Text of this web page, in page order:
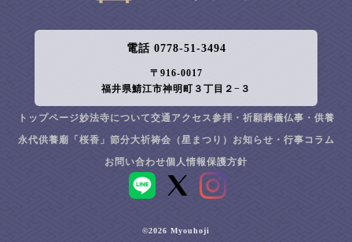
電話 0778-51-3494
〒916-0017
福井県鯖江市神明町３丁目２−３
トップページ妙法寺について交通アクセス参拝・祈願葬儀仏事・供養
永代供養廟「桜香」 節分大祈祷会（星まつり） お知らせ・行事 コラム
お問い合わせ個人情報保護方針
LINE
©2026 Myouhoji